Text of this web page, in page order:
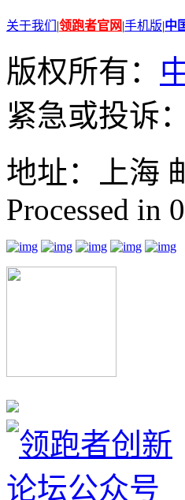
关于我们 |领跑者官网|手机版|中
版权所有：
紧急或投诉
地址：上海
Processed in